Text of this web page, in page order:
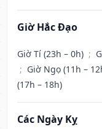
Giờ Hắc Đạo
Giờ Tí (23h – 0h) ;
; Giờ Ngọ (11h –
(17h – 18h)
Các Ngày Kỵ